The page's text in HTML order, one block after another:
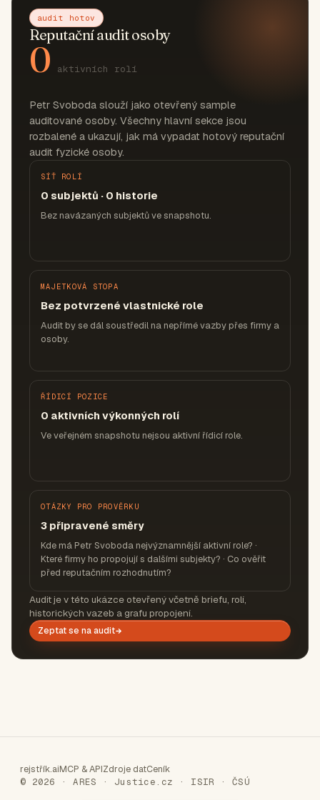
audit hotov
Reputační audit osoby
0 aktivních rolí
Petr Svoboda slouží jako otevřený sample
auditované osoby. Všechny hlavní sekce jsou
rozbalené a ukazují, jak má vypadat hotový reputační
audit fyzické osoby.
SÍŤ ROLÍ
0 subjektů · 0 historie
Bez navázaných subjektů ve snapshotu.
MAJETKOVÁ STOPA
Bez potvrzené vlastnické role
Audit by se dál soustředil na nepřímé vazby přes firmy a
osoby.
ŘÍDICÍ POZICE
0 aktivních výkonných rolí
Ve veřejném snapshotu nejsou aktivní řídicí role.
OTÁZKY PRO PROVĚRKU
3 připravené směry
Kde má Petr Svoboda nejvýznamnější aktivní role? ·
Které firmy ho propojují s dalšími subjekty? · Co ověřit
před reputačním rozhodnutím?
Audit je v této ukázce otevřený včetně briefu, rolí,
historických vazeb a grafu propojení.
Zeptat se na audit
rejstřík.aiMCP & APIZdroje datCeník
© 2026 · ARES · Justice.cz · ISIR · ČSÚ